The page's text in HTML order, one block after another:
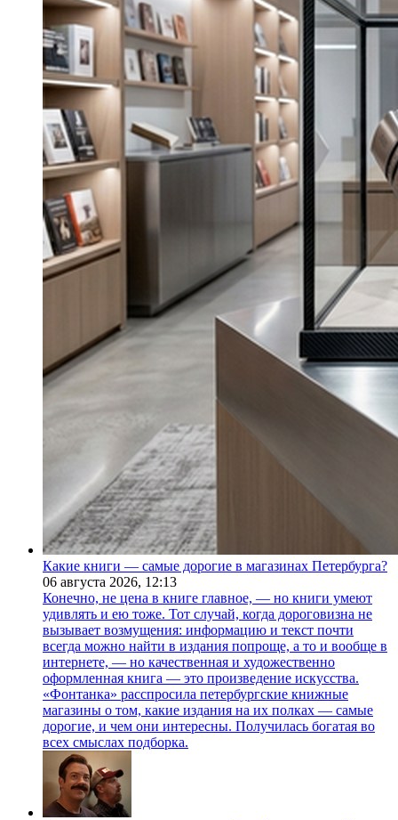
Какие книги — самые дорогие в магазинах Петербурга?
06 августа 2026, 12:13
Конечно, не цена в книге главное, — но книги умеют
удивлять и ею тоже. Тот случай, когда дороговизна не
вызывает возмущения: информацию и текст почти
всегда можно найти в издания попроще, а то и вообще в
интернете, — но качественная и художественно
оформленная книга — это произведение искусства.
«Фонтанка» расспросила петербургские книжные
магазины о том, какие издания на их полках — самые
дорогие, и чем они интересны. Получилась богатая во
всех смыслах подборка.